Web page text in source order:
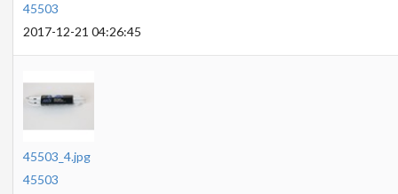
45503
2017-12-21 04:26:45
45503_4.jpg
45503